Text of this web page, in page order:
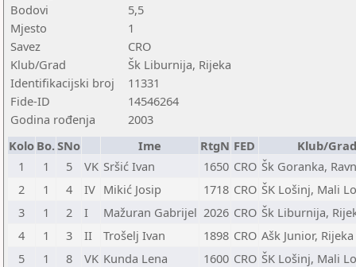
Bodovi
5,5
Mjesto
1
Savez
CRO
Klub/Grad
Šk Liburnija, Rijeka
Identifikacijski broj
11331
Fide-ID
14546264
Godina rođenja
2003
Kolo Bo.SNo Ime RtgN FED
Klub/Grad
1
1 5 VK Sršić Ivan 1650 CRO Šk Goranka,
2
1 4 IV Mikić Josip 1718 CRO ŠK Lošinj, Mali
3
1 2 I Mažuran Gabrijel 2026 CRO Šk Liburnija,
4
1 3 II Trošelj Ivan 1898 CRO Ašk Junior, Rijeka
5
1 8 VK Kunda Lena 1600 CRO ŠK Lošinj, Mali